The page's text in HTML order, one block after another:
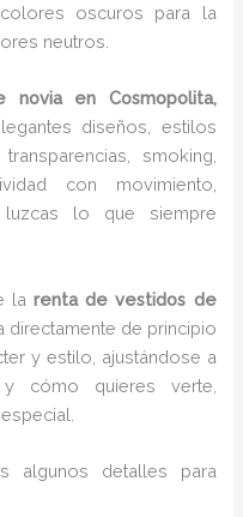
oscuros para la
neutros.
novia
en Cosmopolita,
diseños, estilos
smoking,
con movimiento,
luzcas lo que siempre
larenta de vestidos de
de principio
y estilo, ajustándose a
cómo quieres verte,
algunos detalles para